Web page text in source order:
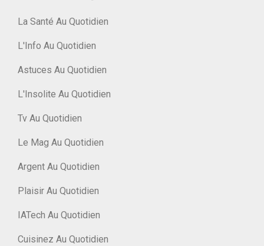
La Santé Au Quotidien
L'Info Au Quotidien
Astuces Au Quotidien
L'Insolite Au Quotidien
Tv Au Quotidien
Le Mag Au Quotidien
Argent Au Quotidien
Plaisir Au Quotidien
IATech Au Quotidien
Cuisinez Au Quotidien